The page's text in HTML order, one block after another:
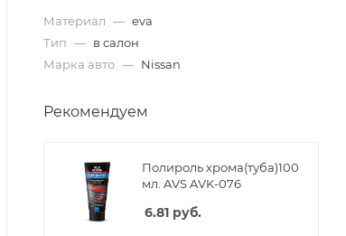
Материал — eva
Тип — в салон
Марка авто — Nissan
Рекомендуем
Полироль хрома(туба)100
мл. AVS AVK-076
6.81 руб.